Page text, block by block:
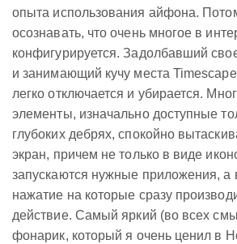
опыта использования айфона.
осознавать, что очень многое в
конфигурируется. Задолбавший
и занимающий кучу места
легко отключается и убирается.
элементы, изначально доступные
глубоких дебрях, спокойно
экран, причем не только в виде
запускаются нужные приложения, а
нажатие на которые сразу
действие. Самый яркий (во всех
фонарик, который я очень ценил в